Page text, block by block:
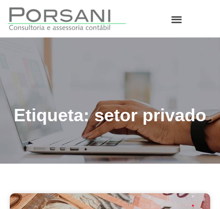
Etiqueta: setor privado